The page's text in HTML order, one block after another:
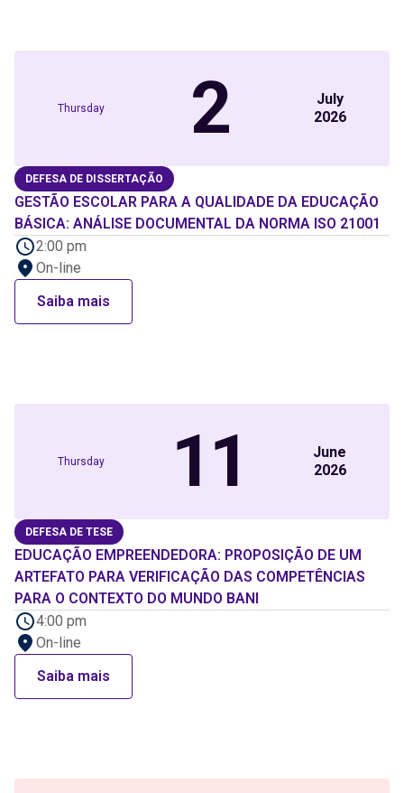
Thursday 2
July
2026
DEFESA DE DISSERTAÇÃO
GESTÃO ESCOLAR PARA A QUALIDADE DA EDUCAÇÃO
BÁSICA: ANÁLISE DOCUMENTAL DA NORMA ISO 21001
2:00 pm
On-line
Saiba mais
Thursday 11
June
2026
DEFESA DE TESE
EDUCAÇÃO EMPREENDEDORA: PROPOSIÇÃO DE UM
ARTEFATO PARA VERIFICAÇÃO DAS COMPETÊNCIAS
PARA O CONTEXTO DO MUNDO BANI
4:00 pm
On-line
Saiba mais